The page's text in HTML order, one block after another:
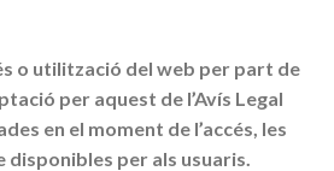
o utilització del web per part de
per aquest de l’Avís Legal
en el moment de l’accés, les
disponibles per als usuaris.